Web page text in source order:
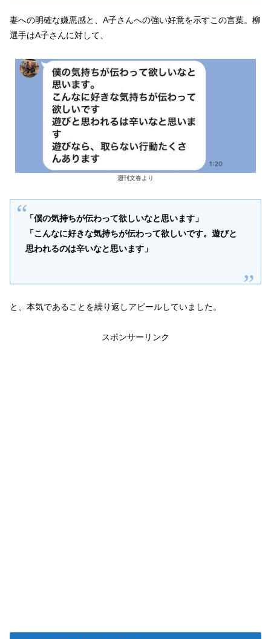
妻への明確な嫌悪感と、A子さんへの強い好意を示すこの言葉。柳
選手はA子さんに対して、
週刊文春より
「僕の気持ちが伝わって欲しいなと思います」
「こんなに好きな気持ちが伝わって欲しいです。遊びと
思われるのは辛いなと思います」
と、本気であることを繰り返しアピールしていました。
スポンサーリンク